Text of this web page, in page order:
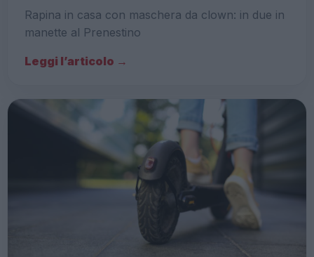
Rapina in casa con maschera da clown: in due in
manette al Prenestino
Leggi l’articolo →